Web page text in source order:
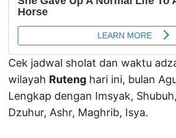
Cek jadwal sholat dan waktu
wilayah Ruteng hari ini, bulan
Lengkap dengan Imsyak,
Dzuhur, Ashr, Maghrib, Isya.